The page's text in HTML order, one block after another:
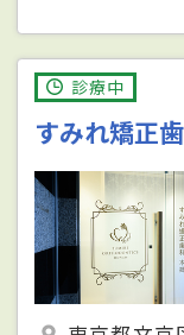
診療中
すみれ矯正